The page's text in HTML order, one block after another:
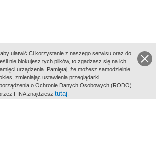
ułatwić Ci korzystanie z naszego serwisu oraz do
nie blokujesz tych plików, to zgadzasz się na ich
urządzenia. Pamiętaj, że możesz samodzielnie
zmieniając ustawienia przeglądarki.
o Ochronie Danych Osobowych (RODO)
FINA znajdziesz tutaj